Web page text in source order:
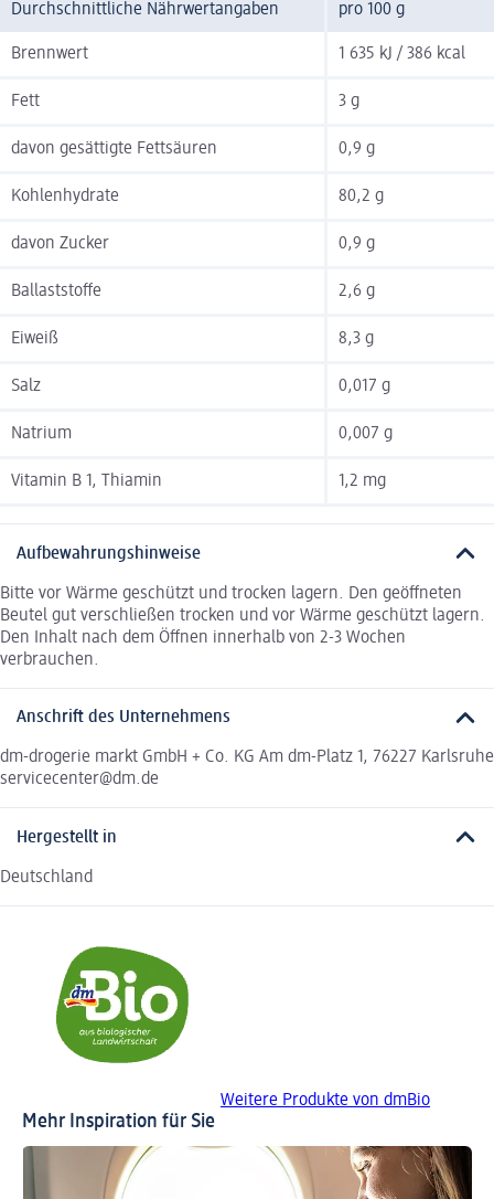
Durchschnittliche Nährwertangaben pro 100 g
Brennwert 1 635 kJ / 386 kcal
Fett 3 g
davon gesättigte Fettsäuren 0,9 g
Kohlenhydrate 80,2 g
davon Zucker 0,9 g
Ballaststoffe 2,6 g
Eiweiß 8,3 g
Salz 0,017 g
Natrium 0,007 g
Vitamin B 1, Thiamin 1,2 mg
Aufbewahrungshinweise
Bitte vor Wärme geschützt und trocken lagern. Den geöffneten
Beutel gut verschließen trocken und vor Wärme geschützt lagern.
Den Inhalt nach dem Öffnen innerhalb von 2-3 Wochen
verbrauchen.
Anschrift des Unternehmens
dm-drogerie markt GmbH + Co. KG Am dm-Platz 1, 76227 Karlsruhe
servicecenter@dm.de
Hergestellt in
Deutschland
Weitere Produkte von dmBio
Mehr Inspiration für Sie